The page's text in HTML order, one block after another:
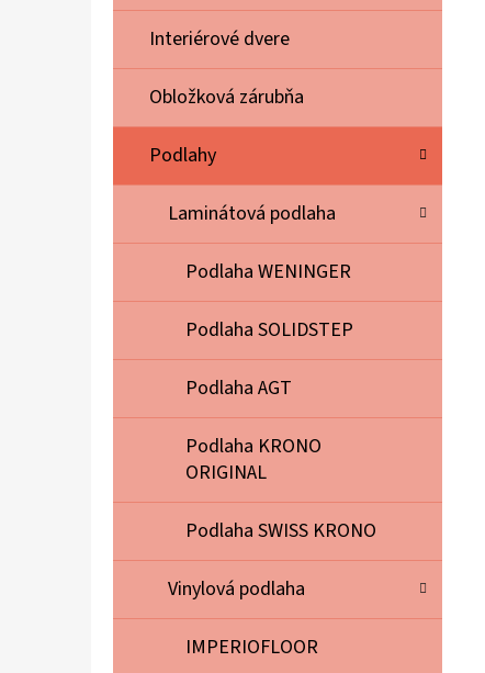
Interiérové dvere
Obložková zárubňa
Podlahy
Laminátová podlaha
Podlaha WENINGER
Podlaha SOLIDSTEP
Podlaha AGT
Podlaha KRONO
ORIGINAL
Podlaha SWISS KRONO
Vinylová podlaha
IMPERIOFLOOR